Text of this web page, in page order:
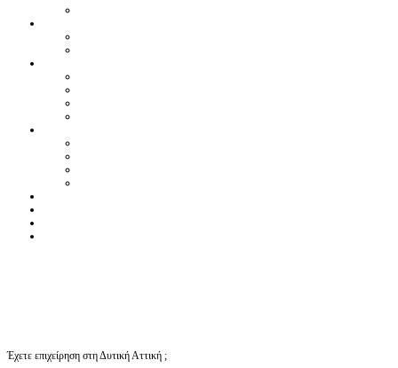
Έχετε επιχείρηση στη Δυτική Αττική ;